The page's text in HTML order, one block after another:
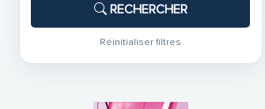
RECHERCHER
Réinitialiser filtres